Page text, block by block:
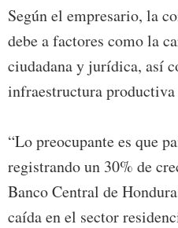
Según el empresario, la
debe a factores como la
ciudadana y jurídica, así
infraestructura
“Lo preocupante es que
registrando un 30% de
Banco Central de
caída en el sector